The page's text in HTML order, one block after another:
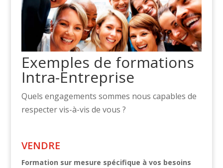
Exemples de formations
Intra-Entreprise
Quels engagements sommes nous capables de
respecter vis-à-vis de vous ?
VENDRE
Formation sur mesure spécifique à vos besoins